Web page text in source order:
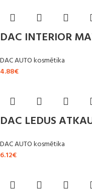
DAC INTERIOR
DAC AUTO kosmētika
4.88€
DAC LEDUS
DAC AUTO kosmētika
6.12€